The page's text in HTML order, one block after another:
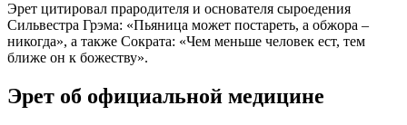
Эрет цитировал прародителя и основателя сыроедения
Сильвестра Грэма: «Пьяница может постареть, а обжора –
никогда», а также Сократа: «Чем меньше человек ест, тем
ближе он к божеству».
Эрет об официальной медицине